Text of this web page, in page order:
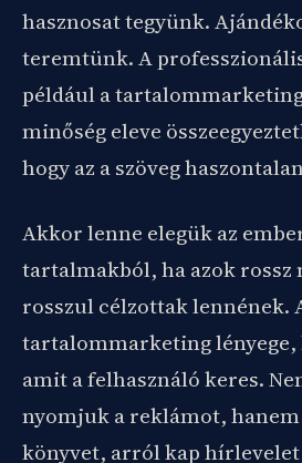
hasznosat tegyünk.
teremtünk. A
például a
minőség eleve
hogy az a szöveg
Akkor lenne elegük az
tartalmakból, ha azok rossz
rosszul célzottak lennének.
tartalommarketing lényege,
amit a felhasználó keres.
nyomjuk a reklámot,
könyvet, arról kap